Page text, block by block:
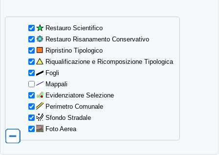
Restauro Scientifico
Restauro Risanamento Conservativo
Ripristino Tipologico
Riqualificazione e Ricomposizione Tipologica
Fogli
Mappali
Evidenziatore Selezione
Perimetro Comunale
Sfondo Stradale
Foto Aerea